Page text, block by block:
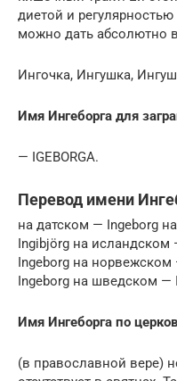
диетой и
можно дать абсолютно
Ингочка, Ингушка,
Имя Ингеборга для
— IGEBORGA.
Перевод имени
на датском — Ingeborg
Ingibjörg на
Ingeborg на
Ingeborg на шведском —
Имя Ингеборга по
(в православной вере)